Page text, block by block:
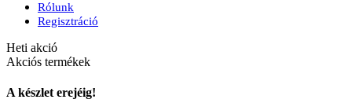
Rólunk
Regisztráció
Heti akció
Akciós termékek
A készlet erejéig!